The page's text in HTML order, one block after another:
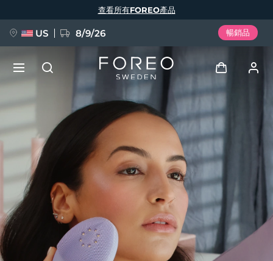
查看所有FOREO產品
US 8/9/26 暢銷品
我的設備
我的訂單
我的地址
新品
FAQ™ Pure Beauty-Tech Elixir
BREAKING NEWS
issa™ Teeth Whitening Set
語言
English Deutsch
Español
Français
Italiano
Português
Polski
Русский
Türkçe
简体中文 繁體中文